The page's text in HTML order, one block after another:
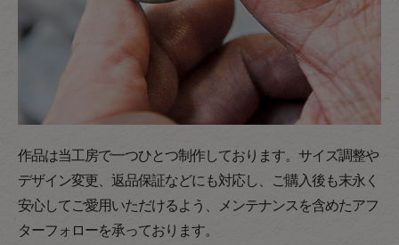
作品は当工房で一つひとつ制作しております。サイズ調整や
デザイン変更、返品保証などにも対応し、ご購入後も末永く
安心してご愛用いただけるよう、メンテナンスを含めたアフ
ターフォローを承っております。